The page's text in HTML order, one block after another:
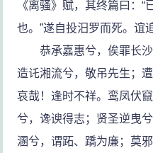
《离骚》赋，其终篇曰：
也。”遂自投汨罗而死。谊
恭承嘉惠兮，俟罪长沙
造讬湘流兮，敬吊先生；
哀哉！逢时不祥。鸾凤伏
兮，谗谀得志；贤圣逆曳
溷兮，谓跖、蹻为廉；莫